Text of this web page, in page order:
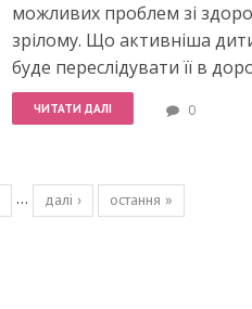
можливих проблем зі
зрілому. Що активніша
буде переслідувати її в
ЧИТАТИ ДАЛІ 0
… далі › остання »